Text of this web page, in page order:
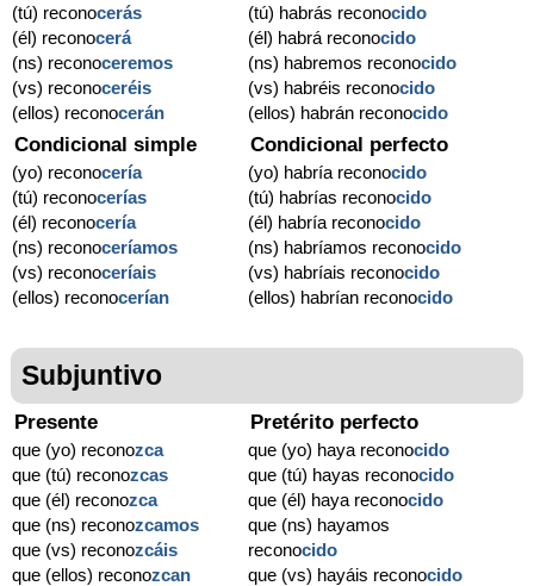
(tú) reconocerás
(él) reconocerá
(ns) reconoceremos
(vs) reconoceréis
(ellos) reconocerán
(tú) habrás reconocido
(él) habrá reconocido
(ns) habremos reconocido
(vs) habréis reconocido
(ellos) habrán reconocido
Condicional simple
(yo) reconocería
(tú) reconocerías
(él) reconocería
(ns) reconoceríamos
(vs) reconoceríais
(ellos) reconocerían
Condicional perfecto
(yo) habría reconocido
(tú) habrías reconocido
(él) habría reconocido
(ns) habríamos reconocido
(vs) habríais reconocido
(ellos) habrían reconocido
Subjuntivo
Presente
que (yo) reconozca
que (tú) reconozcas
que (él) reconozca
que (ns) reconozcamos
que (vs) reconozcáis
que (ellos) reconozcan
Pretérito perfecto
que (yo) haya reconocido
que (tú) hayas reconocido
que (él) haya reconocido
que (ns) hayamos
reconocido
que (vs) hayáis reconocido